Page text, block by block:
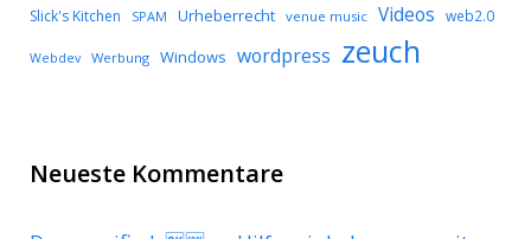
Slick's Kitchen SPAM Urheberrecht venue music Videos web2.0
Webdev Werbung Windows wordpress zeuch
Neueste Kommentare